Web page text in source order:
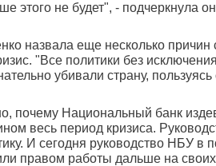
этого не будет", - подчеркнула
назвала еще несколько причин
"Все политики без
убивали страну,
почему Национальный банк
весь период кризиса.
И сегодня руководство НБУ
правом работы дальше на